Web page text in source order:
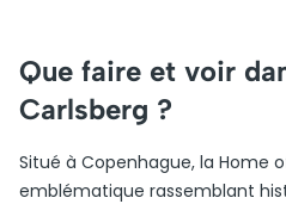
Que faire et voir
Carlsberg ?
Situé à Copenhague, la Home
emblématique rassemblant